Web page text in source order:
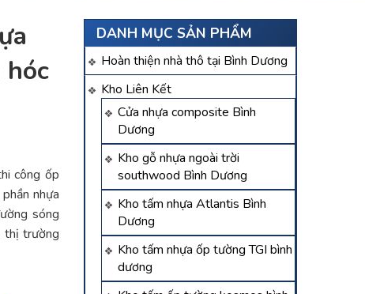
DANH MỤC SẢN PHẨM
Hoàn thiện nhà thô tại Bình Dương
Kho Liên Kết
Cửa nhựa composite Bình
Dương
Kho gỗ nhựa ngoài trời
southwood Bình Dương
Kho tấm nhựa Atlantis Bình
Dương
Kho tấm nhựa ốp tường TGI bình
dương
công ốp
nhựa
sóng
thị trường